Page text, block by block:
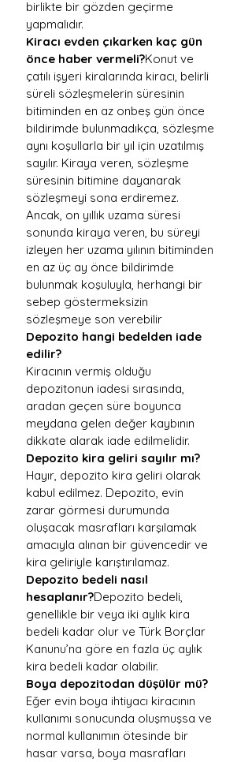
birlikte bir gözden geçirme
yapmalıdır.
Kiracı evden çıkarken kaç gün
önce haber vermeli?Konut ve
çatılı işyeri kiralarında kiracı, belirli
süreli sözleşmelerin süresinin
bitiminden en az onbeş gün önce
bildirimde bulunmadıkça, sözleşme
aynı koşullarla bir yıl için uzatılmış
sayılır. Kiraya veren, sözleşme
süresinin bitimine dayanarak
sözleşmeyi sona erdiremez.
Ancak, on yıllık uzama süresi
sonunda kiraya veren, bu süreyi
izleyen her uzama yılının bitiminden
en az üç ay önce bildirimde
bulunmak koşuluyla, herhangi bir
sebep göstermeksizin
sözleşmeye son verebilir
Depozito hangi bedelden iade
edilir?
Kiracının vermiş olduğu
depozitonun iadesi sırasında,
aradan geçen süre boyunca
meydana gelen değer kaybının
dikkate alarak iade edilmelidir.
Depozito kira geliri sayılır mı?
Hayır, depozito kira geliri olarak
kabul edilmez. Depozito, evin
zarar görmesi durumunda
oluşacak masrafları karşılamak
amacıyla alınan bir güvencedir ve
kira geliriyle karıştırılamaz.
Depozito bedeli nasıl
hesaplanır?Depozito bedeli,
genellikle bir veya iki aylık kira
bedeli kadar olur ve Türk Borçlar
Kanunu’na göre en fazla üç aylık
kira bedeli kadar olabilir.
Boya depozitodan düşülür mü?
Eğer evin boya ihtiyacı kiracının
kullanımı sonucunda oluşmuşsa ve
normal kullanımın ötesinde bir
hasar varsa, boya masrafları